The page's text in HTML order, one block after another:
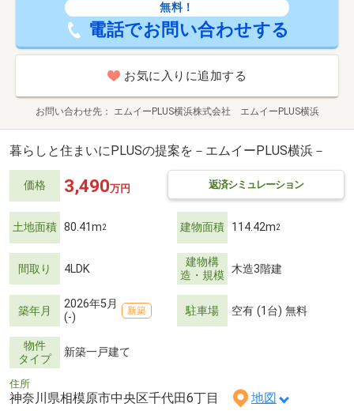
無料！
電話でお問い合わせする
お気に入りに追加する
お問い合わせ先 エムイーPLUS横浜株式会社 エムイーPLUS横浜
暮らしと住まいにPLUSの提案を－エムイーPLUS横浜－
価格 返済シミュレーション
3,490万円
土地面積 80.41m2 建物面積 114.42m2
間取り 4LDK
建物構
造・規模 木造3階建
築年月
2026年5月
(-)
新築 駐車場 空有 (1台) 無料
物件
タイプ
新築一戸建て
住所
神奈川県相模原市中央区千代田6丁目 地図